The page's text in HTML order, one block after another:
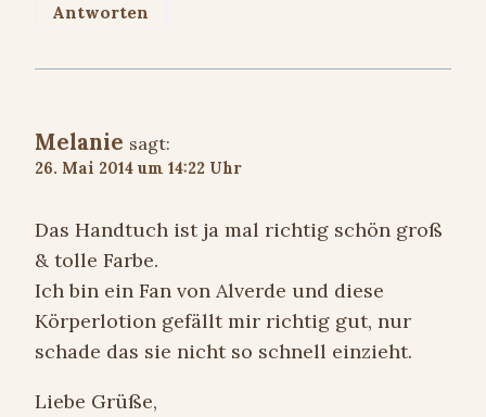
Antworten
Melanie sagt:
26. Mai 2014 um 14:22 Uhr
Das Handtuch ist ja mal richtig schön groß
& tolle Farbe.
Ich bin ein Fan von Alverde und diese
Körperlotion gefällt mir richtig gut, nur
schade das sie nicht so schnell einzieht.
Liebe Grüße,